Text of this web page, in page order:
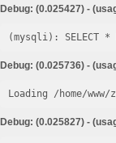
Debug: (0.025427) -
Debug: (0.025736) -
Loading /home/
Debug: (0.025827) -